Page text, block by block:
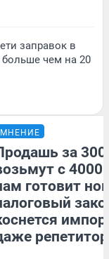
заправок в
больше чем на 20
МНЕНИЕ
за
с
готовит